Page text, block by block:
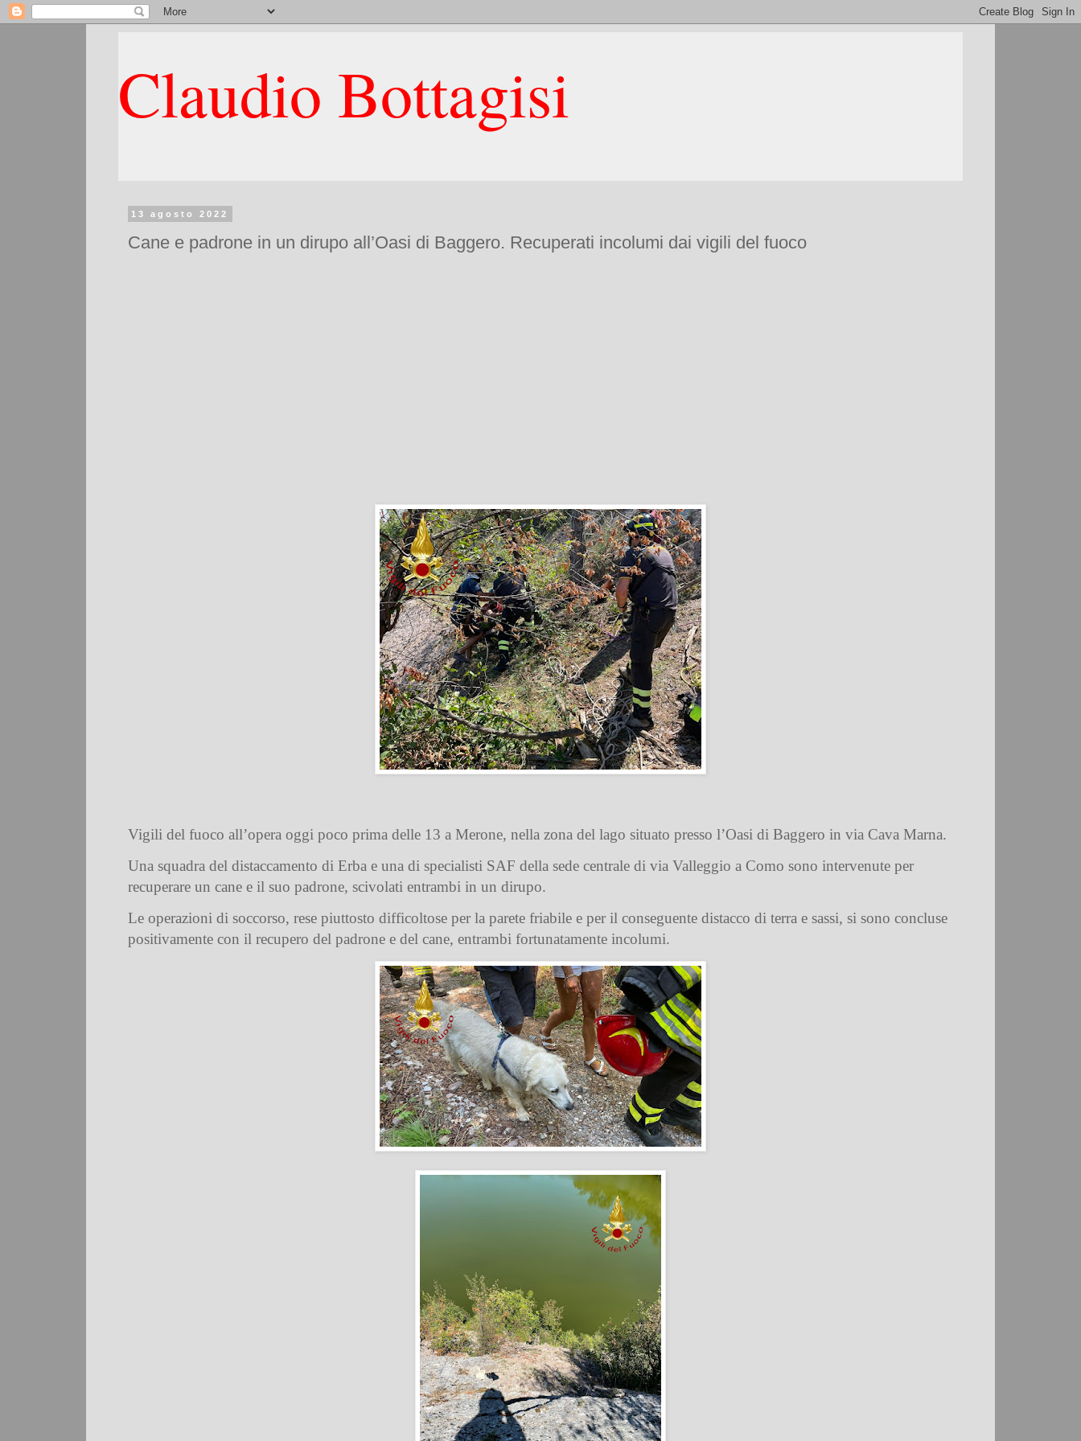
Claudio Bottagisi
13 agosto 2022
Cane e padrone in un dirupo all’Oasi di Baggero. Recuperati incolumi dai vigili del fuoco
Vigili del fuoco all’opera oggi poco prima delle 13 a Merone, nella zona del lago situato presso l’Oasi di Baggero in via Cava Marna.
Una squadra del distaccamento di Erba e una di specialisti SAF della sede centrale di via Valleggio a Como sono intervenute per
recuperare un cane e il suo padrone, scivolati entrambi in un dirupo.
Le operazioni di soccorso, rese piuttosto difficoltose per la parete friabile e per il conseguente distacco di terra e sassi, si sono concluse
positivamente con il recupero del padrone e del cane, entrambi fortunatamente incolumi.